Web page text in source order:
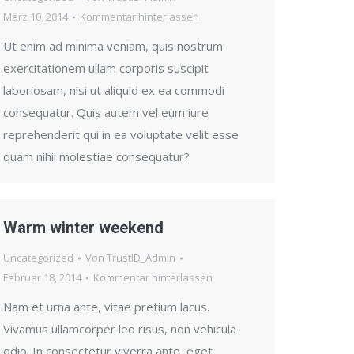
März 10, 2014
Kommentar hinterlassen
Ut enim ad minima veniam, quis nostrum
exercitationem ullam corporis suscipit
laboriosam, nisi ut aliquid ex ea commodi
consequatur. Quis autem vel eum iure
reprehenderit qui in ea voluptate velit esse
quam nihil molestiae consequatur?
Warm winter weekend
Uncategorized Von TrustID_Admin
Februar 18, 2014
Kommentar hinterlassen
Nam et urna ante, vitae pretium lacus.
Vivamus ullamcorper leo risus, non vehicula
odio. In consectetur viverra ante, eget